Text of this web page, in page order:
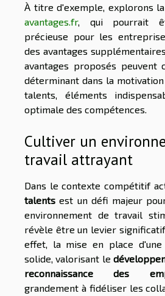
À titre d'exemple, explorons
avantages.fr, qui pourrait
précieuse pour les
des avantages
avantages proposés peuvent
déterminant dans la
talents, éléments
optimale des compétences.
Cultiver un
travail attrayant
Dans le contexte compétitif
talents est un défi majeur
environnement de travail
révèle être un levier
effet, la mise en place
solide, valorisant le
reconnaissance des
grandement à fidéliser les